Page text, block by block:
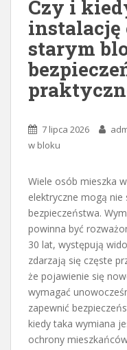
Czy i
starym
7 lipca 2026
w bloku
Wiele osób mieszka
elektryczne mogą nie
bezpieczeństwa.
powinna być
30 lat, występują
zdarzają się częste
że pojawienie się
wymagać
zapewnić
kiedy taka wymiana
ochrony